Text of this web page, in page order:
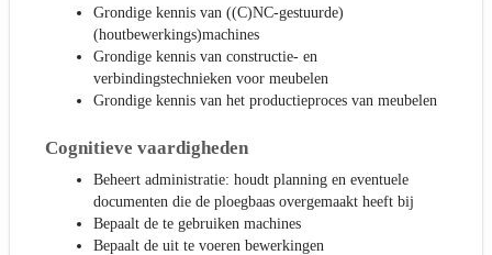
Grondige kennis van ((C)NC-gestuurde)
(houtbewerkings)machines
Grondige kennis van constructie- en
verbindingstechnieken voor meubelen
Grondige kennis van het productieproces van meubelen
Cognitieve vaardigheden
Beheert administratie: houdt planning en eventuele
documenten die de ploegbaas overgemaakt heeft bij
Bepaalt de te gebruiken machines
Bepaalt de uit te voeren bewerkingen